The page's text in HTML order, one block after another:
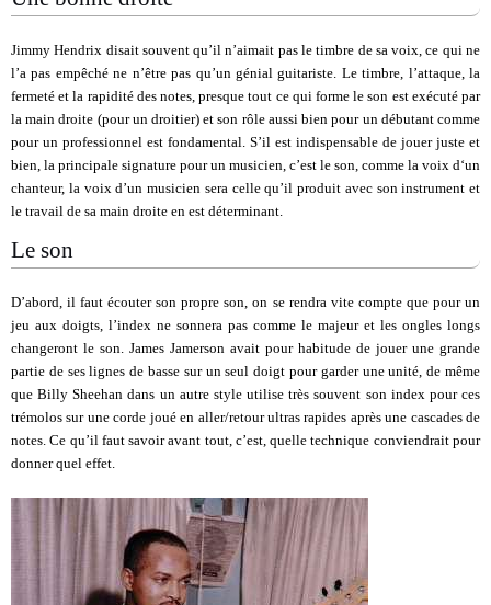
Jimmy Hendrix disait souvent qu’il n’aimait pas le timbre de sa voix, ce qui ne
l’a pas empêché ne n’être pas qu’un génial guitariste. Le timbre, l’attaque, la
fermeté et la rapidité des notes, presque tout ce qui forme le son est exécuté par
la main droite (pour un droitier) et son rôle aussi bien pour un débutant comme
pour un professionnel est fondamental. S’il est indispensable de jouer juste et
bien, la principale signature pour un musicien, c’est le son, comme la voix d‘un
chanteur, la voix d’un musicien sera celle qu’il produit avec son instrument et
le travail de sa main droite en est déterminant.
Le son
D’abord, il faut écouter son propre son, on se rendra vite compte que pour un
jeu aux doigts, l’index ne sonnera pas comme le majeur et les ongles longs
changeront le son. James Jamerson avait pour habitude de jouer une grande
partie de ses lignes de basse sur un seul doigt pour garder une unité, de même
que Billy Sheehan dans un autre style utilise très souvent son index pour ces
trémolos sur une corde joué en aller/retour ultras rapides après une cascades de
notes. Ce qu’il faut savoir avant tout, c’est, quelle technique conviendrait pour
donner quel effet.